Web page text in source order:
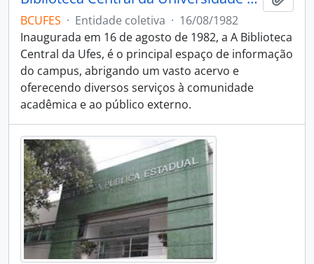
BCUFES · Entidade coletiva · 16/08/1982
Inaugurada em 16 de agosto de 1982, a A Biblioteca
Central da Ufes, é o principal espaço de informação
do campus, abrigando um vasto acervo e
oferecendo diversos serviços à comunidade
acadêmica e ao público externo.